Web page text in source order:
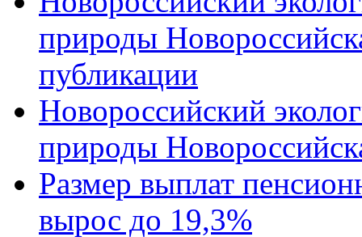
природы
публикации
Новороссийский
природы
Размер выплат
вырос до 19,3%